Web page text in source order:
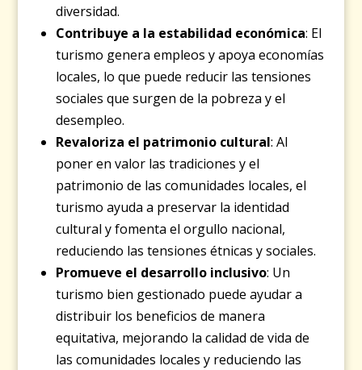
diversidad.
Contribuye a la estabilidad económica: El
turismo genera empleos y apoya economías
locales, lo que puede reducir las tensiones
sociales que surgen de la pobreza y el
desempleo.
Revaloriza el patrimonio cultural: Al
poner en valor las tradiciones y el
patrimonio de las comunidades locales, el
turismo ayuda a preservar la identidad
cultural y fomenta el orgullo nacional,
reduciendo las tensiones étnicas y sociales.
Promueve el desarrollo inclusivo: Un
turismo bien gestionado puede ayudar a
distribuir los beneficios de manera
equitativa, mejorando la calidad de vida de
las comunidades locales y reduciendo las